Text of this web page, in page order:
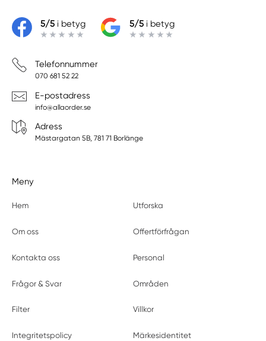
5/5i betyg 5/5i betyg
Telefonnummer
070 681 52 22
E-postadress
info@allaorder.se
Adress
Mästargatan 5B, 781 71 Borlänge
Meny
Hem Utforska
Om oss Offertförfrågan
Kontakta oss Personal
Frågor & Svar Områden
Filter Villkor
Integritetspolicy Märkesidentitet